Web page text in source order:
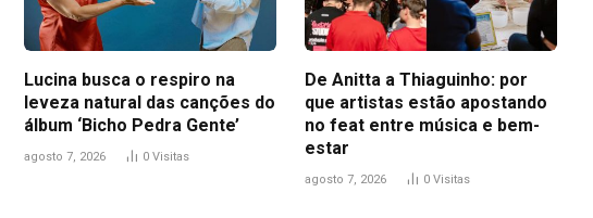
Lucina busca o respiro na
leveza natural das canções do
álbum ‘Bicho Pedra Gente’
agosto 7, 2026 0 Visitas
De Anitta a Thiaguinho: por
que artistas estão apostando
no feat entre música e bem-
estar
agosto 7, 2026 0 Visitas